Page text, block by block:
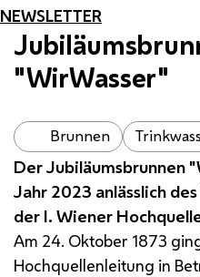
NEWSLETTER
"WirWasser"
Brunnen
Der Jubiläumsbrunnen
Jahr 2023 anlässlich
derI.Wiener
Am 24. Oktober 1873
Hochquellenleitung in